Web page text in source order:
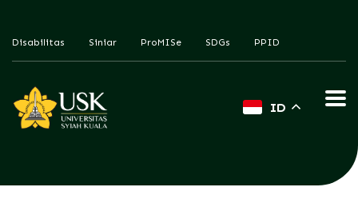
Disabilitas Siniar ProMISe SDGs PPID
ID